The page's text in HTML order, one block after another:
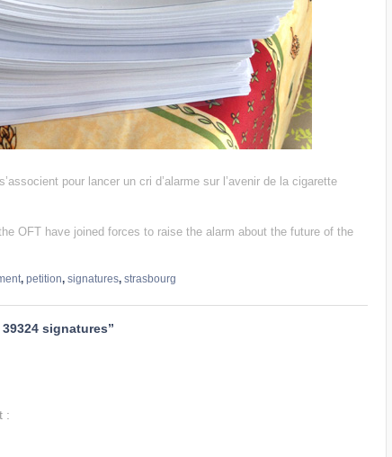
pour lancer un cri d’alarme sur l’avenir de la cigarette
OFT have joined forces to raise the alarm about the future of the
, petition, signatures, strasbourg
signatures”
: